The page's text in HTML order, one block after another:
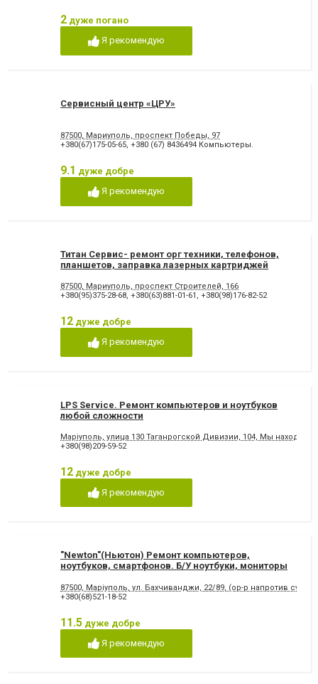
2 дуже погано
Я рекомендую
Сервисный центр «ЦРУ»
87500, Мариуполь, проспект Победы, 97
+380(67)175-05-65, +380 (67) 8436494 Компьютеры.
9.1 дуже добре
Я рекомендую
Титан Сервис- ремонт орг техники, телефонов,
планшетов, заправка лазерных картриджей
87500, Мариуполь, проспект Строителей, 166
+380(95)375-28-68, +380(63)881-01-61 , +380(98)176-82-52
12 дуже добре
Я рекомендую
LPS Service. Ремонт компьютеров и ноутбуков
любой сложности
Маріуполь, улица 130 Таганрогской Дивизии, 104, Мы
+380(98)209-59-52
12 дуже добре
Я рекомендую
"Newton"(Ньютон) Ремонт компьютеров,
ноутбуков, смартфонов. Б/У ноутбуки, мониторы
87500, Маріуполь, ул. Бахчиванджи, 22/89, (ор-р напротив
+380(68)521-18-52
11.5 дуже добре
Я рекомендую